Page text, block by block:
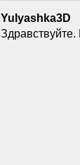
Yulyashka3D
Здравствуйте.